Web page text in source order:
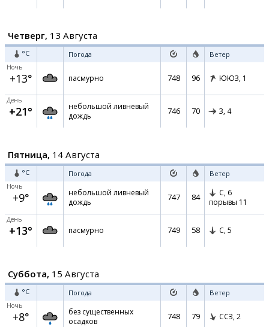
Четверг, 13 Августа
°C Погода Ветер
Ночь
+13° пасмурно 748 96 ЮЮЗ, 1
День
+21°
небольшой ливневый
дождь
746 70 З, 4
Пятница, 14 Августа
°C Погода Ветер
Ночь
+9°
небольшой ливневый
дождь
747 84 С, 6
порывы 11
День
+13° пасмурно 749 58 С, 5
Суббота, 15 Августа
°C Погода Ветер
Ночь
+8°
без существенных
осадков
748 79 ССЗ, 2